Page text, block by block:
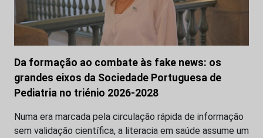
Da formação ao combate às fake news: os
grandes eixos da Sociedade Portuguesa de
Pediatria no triénio 2026-2028
Numa era marcada pela circulação rápida de informação
sem validação científica, a literacia em saúde assume um